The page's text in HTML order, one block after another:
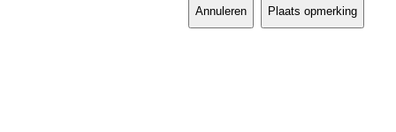
Annuleren Plaats opmerking